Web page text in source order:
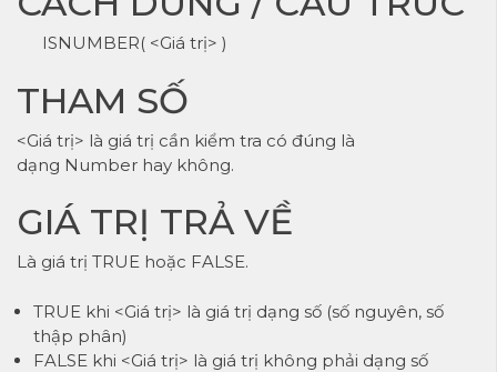
ISNUMBER( <Giá trị> )
THAM SỐ
<Giá trị> là giá trị cần kiểm tra có đúng là
dạng Number hay không.
GIÁ TRỊ TRẢ VỀ
Là giá trị TRUE hoặc FALSE.
TRUE khi <Giá trị> là giá trị dạng số (số nguyên, số
thập phân)
FALSE khi <Giá trị> là giá trị không phải dạng số